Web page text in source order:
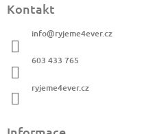
Kontakt
info@ryjeme4ever.cz
603 433 765
ryjeme4ever.cz